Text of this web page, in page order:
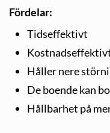
Fördelar:
Tidseffektivt
Håller nere
De boende kan
Hållbarhet på